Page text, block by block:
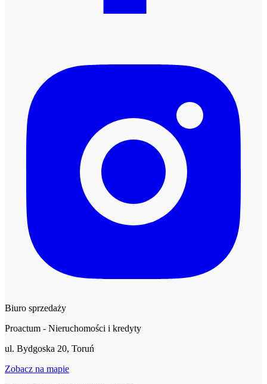
Biuro sprzedaży
Proactum - Nieruchomości i kredyty
ul. Bydgoska 20, Toruń
Zobacz na mapie